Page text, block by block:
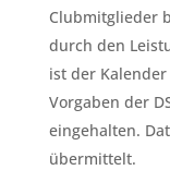
Clubmitglieder
durch den
ist der
Vorgaben der
eingehalten.
übermittelt.